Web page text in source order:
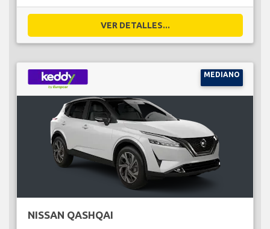
VER DETALLES...
MEDIANO
NISSAN QASHQAI